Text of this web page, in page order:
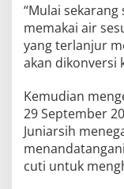
“Mulai
memakai air
yang terlanjur
akan dikonversi
Kemudian
29 September
Juniarsih
cuti untuk